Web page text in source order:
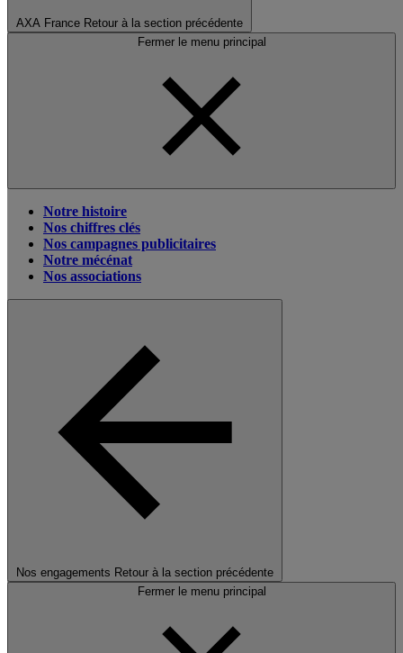
AXA France Retour à la section précédente
Fermer le menu principal
Notre histoire
Nos chiffres clés
Nos campagnes publicitaires
Notre mécénat
Nos associations
Nos engagements Retour à la section précédente
Fermer le menu principal